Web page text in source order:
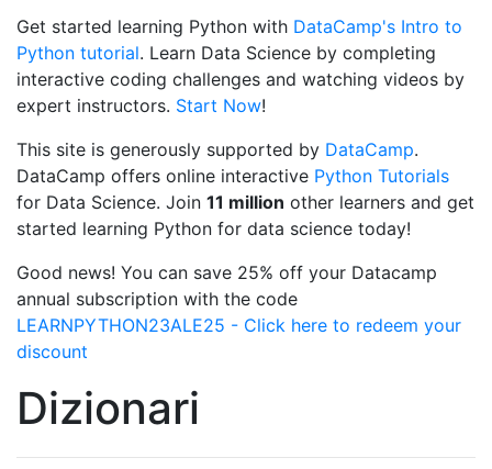
Get started learning Python with DataCamp's Intro to
Python tutorial. Learn Data Science by completing
interactive coding challenges and watching videos by
expert instructors. Start Now!
This site is generously supported by DataCamp.
DataCamp offers online interactive Python Tutorials
for Data Science. Join 11 million other learners and get
started learning Python for data science today!
Good news! You can save 25% off your Datacamp
annual subscription with the code
LEARNPYTHON23ALE25 - Click here to redeem your
discount
Dizionari